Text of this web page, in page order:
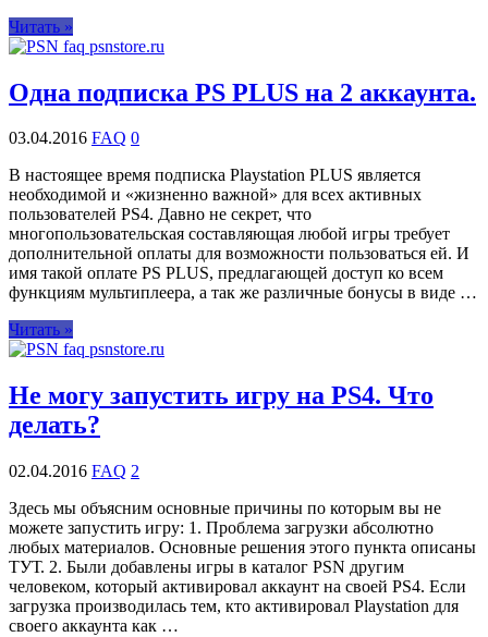
Читать »
Одна подписка PS PLUS на 2 аккаунта.
03.04.2016 FAQ 0
В настоящее время подписка Playstation PLUS является
необходимой и «жизненно важной» для всех активных
пользователей PS4. Давно не секрет, что
многопользовательская составляющая любой игры требует
дополнительной оплаты для возможности пользоваться ей. И
имя такой оплате PS PLUS, предлагающей доступ ко всем
функциям мультиплеера, а так же различные бонусы в виде …
Читать »
Не могу запустить игру на PS4. Что
делать?
02.04.2016 FAQ 2
Здесь мы объясним основные причины по которым вы не
можете запустить игру: 1. Проблема загрузки абсолютно
любых материалов. Основные решения этого пункта описаны
ТУТ. 2. Были добавлены игры в каталог PSN другим
человеком, который активировал аккаунт на своей PS4. Если
загрузка производилась тем, кто активировал Playstation для
своего аккаунта как …